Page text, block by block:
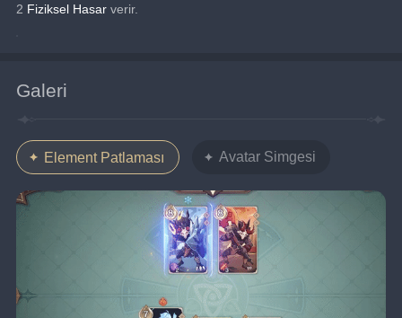
2 Fiziksel Hasar verir.
Galeri
Element Patlaması Avatar Simgesi